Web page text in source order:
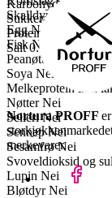
Karbohydrater
Sukkerarter
0 g
Proteiner
20 g
Salt 0.1 g
Skalldyr
Nei
Egg Nei
Fisk Nei
Peanøtter
Nei
Soya Nei
Melkeprotein inkl
Nøtter Nei
Selleri Nei
Sennep Nei
Sesamfrø Nei
Svoveldioksid og
Lupin Nei
Bløtdyr Nei
Nortura PROFF
merkevarer.